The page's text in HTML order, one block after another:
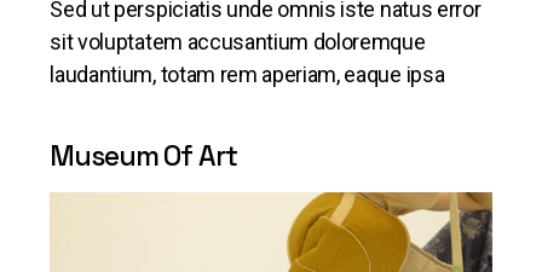
Sed ut perspiciatis unde omnis iste natus error
sit voluptatem accusantium doloremque
laudantium, totam rem aperiam, eaque ipsa
Museum Of Art